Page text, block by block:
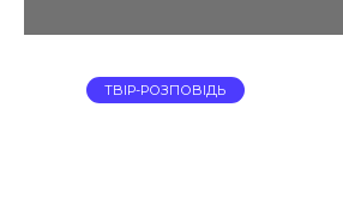
ТВІР-РОЗПОВІДЬ